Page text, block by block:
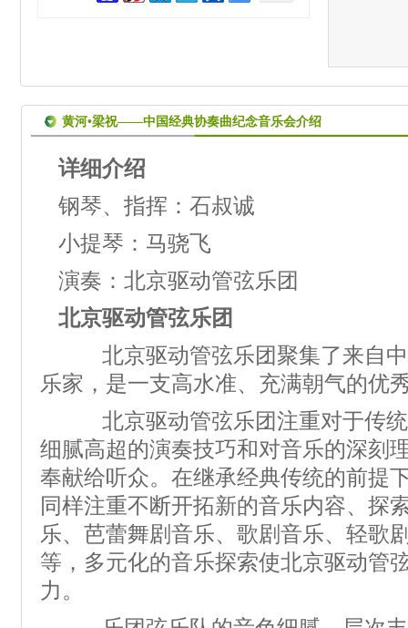
黄河•梁祝——中国经典协奏曲纪念音乐会介绍
详细介绍
钢琴、指挥：石叔诚
小提琴：马骁飞
演奏：北京驱动管弦乐团
北京驱动管弦乐团
北京驱动管弦乐团聚集了来自中
乐家，是一支高水准、充满朝气的优
北京驱动管弦乐团注重对于传统
细腻高超的演奏技巧和对音乐的深刻
奉献给听众。在继承经典传统的前提
同样注重不断开拓新的音乐内容、探
乐、芭蕾舞剧音乐、歌剧音乐、轻歌
等，多元化的音乐探索使北京驱动管
力。